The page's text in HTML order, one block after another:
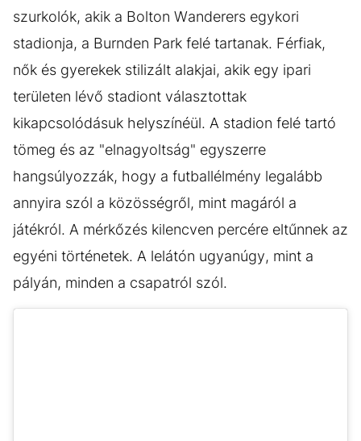
szurkolók, akik a Bolton Wanderers egykori
stadionja, a Burnden Park felé tartanak. Férfiak,
nők és gyerekek stilizált alakjai, akik egy ipari
területen lévő stadiont választottak
kikapcsolódásuk helyszínéül. A stadion felé tartó
tömeg és az "elnagyoltság" egyszerre
hangsúlyozzák, hogy a futballélmény legalább
annyira szól a közösségről, mint magáról a
játékról. A mérkőzés kilencven percére eltűnnek az
egyéni történetek. A lelátón ugyanúgy, mint a
pályán, minden a csapatról szól.